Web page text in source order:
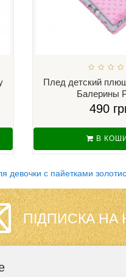
Плед детский
Балерины
490
В
девочки с пайетками
ПІДПИСКА НА